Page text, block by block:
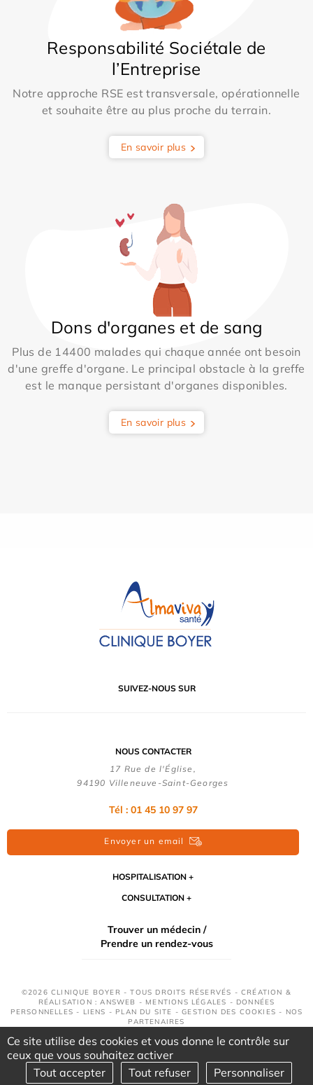
Responsabilité Sociétale de
l’Entreprise
Notre approche RSE est transversale, opérationnelle
et souhaite être au plus proche du terrain.
En savoir plus
Dons d'organes et de sang
Plus de 14400 malades qui chaque année ont besoin
d'une greffe d'organe. Le principal obstacle à la greffe
est le manque persistant d'organes disponibles.
En savoir plus
SUIVEZ-NOUS SUR
NOUS CONTACTER
17 Rue de l'Église,
94190 Villeneuve-Saint-Georges
Tél : 01 45 10 97 97
Envoyer un email
HOSPITALISATION
CONSULTATION
Trouver un médecin /
Prendre un rendez-vous
©2026 CLINIQUE BOYER - TOUS DROITS RÉSERVÉS - CRÉATION &
RÉALISATION : ANSWEB - MENTIONS LÉGALES - DONNÉES
PERSONNELLES - LIENS - PLAN DU SITE -GESTION DES COOKIES - NOS
PARTENAIRES
Ce site utilise des cookies et vous donne le contrôle sur
ceux que vous souhaitez activer
Tout accepter
Tout refuser Personnaliser